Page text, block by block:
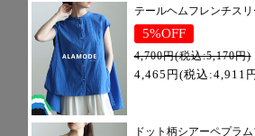
テールヘムフレンチスリ
5%OFF
4,700円(税込:5,170円)
4,465円(税込:4,911
ドット柄シアーペプラ